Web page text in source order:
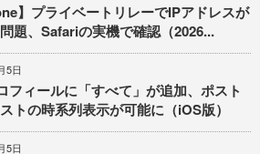
】プライベートリレーでIPアドレスが
題、Safariの実機で確認（2026...
5日
フィールに「すべて」が追加、ポスト
トの時系列表示が可能に（iOS版）
5日